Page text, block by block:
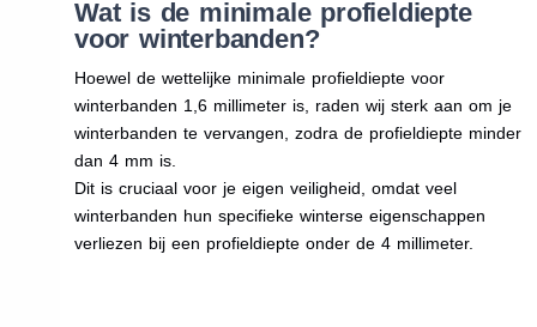
Wat is de minimale profieldiepte
voor winterbanden?
Hoewel de wettelijke minimale profieldiepte voor
winterbanden 1,6 millimeter is, raden wij sterk aan om je
winterbanden te vervangen, zodra de profieldiepte minder
dan 4 mm is.
Dit is cruciaal voor je eigen veiligheid, omdat veel
winterbanden hun specifieke winterse eigenschappen
verliezen bij een profieldiepte onder de 4 millimeter.